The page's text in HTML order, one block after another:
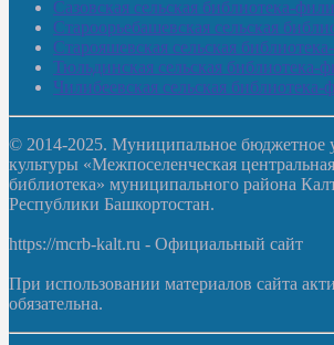
Сазовская сельская библиотека-
Староорьебашевская сельская
Старояшевская сельская
Тюльдинская сельская библиотека-
Чилибеевская сельская
© 2014-2025. Муниципальное бюджетное
культуры «Межпоселенческая
библиотека» муниципального района
Республики Башкортостан.
https://mcrb-kalt.ru - Официальный сайт
При использовании материалов сайта
обязательна.